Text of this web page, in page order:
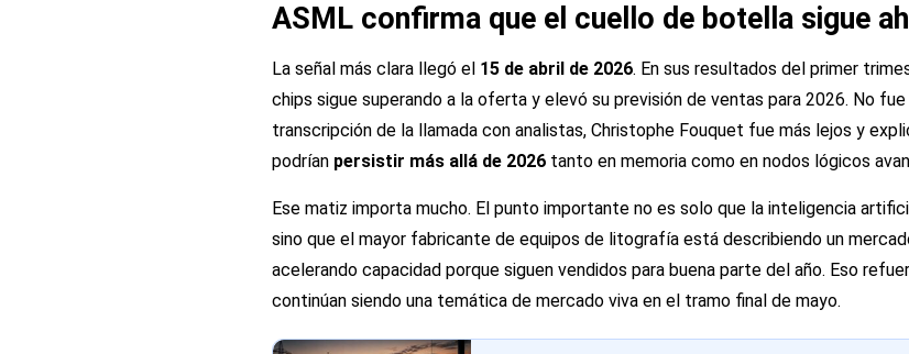
ASML confirma que el cuello de botella sigue
La señal más clara llegó el 15 de abril de 2026. En sus resultados del primer
chips sigue superando a la oferta y elevó su previsión de ventas para 2026. No
transcripción de la llamada con analistas, Christophe Fouquet fue más lejos y
podrían persistir más allá de 2026 tanto en memoria como en nodos lógicos
Ese matiz importa mucho. El punto importante no es solo que la inteligencia
sino que el mayor fabricante de equipos de litografía está describiendo un
acelerando capacidad porque siguen vendidos para buena parte del año. Eso
continúan siendo una temática de mercado viva en el tramo final de mayo.